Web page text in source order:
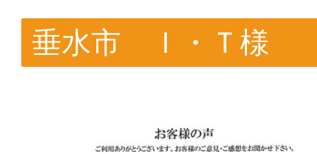
垂水市 Ｉ・Ｔ様